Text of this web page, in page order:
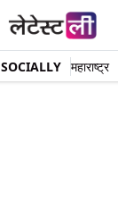
SOCIALLY महाराष्ट्र